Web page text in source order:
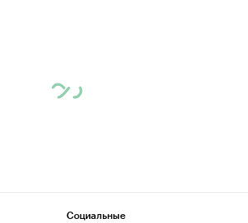
Социальные